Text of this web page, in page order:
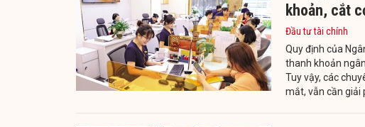
khoản, cắt
Đầu tư tài chính
Quy định của
thanh khoản
Tuy vậy, các
mắt, vẫn cần giải